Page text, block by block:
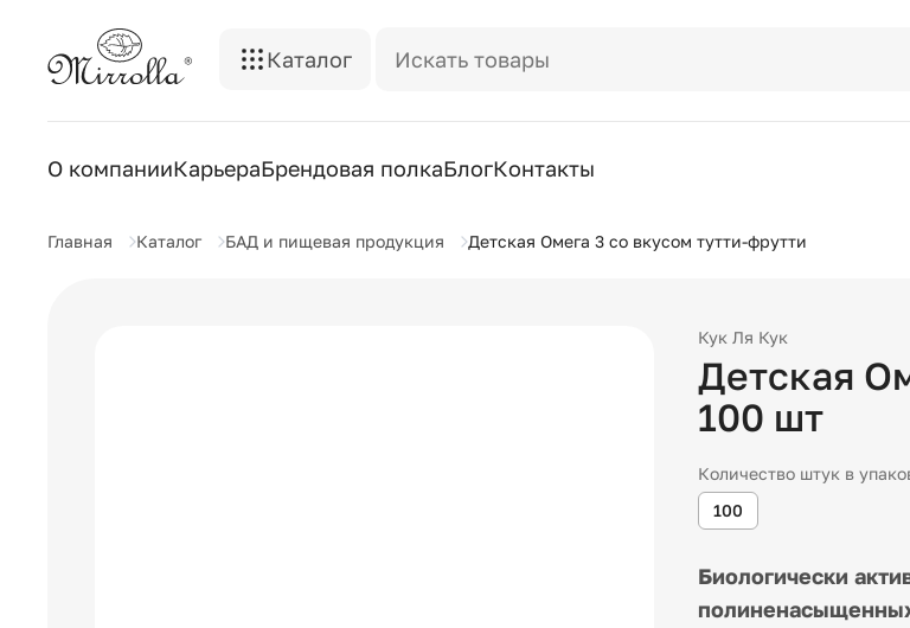
Каталог
О компанииКарьераБрендовая полкаБлогКонтакты
Главная Каталог БАД и пищевая продукция Детская Омега 3 со вкусом тутти-фрутти
Кук Ля Кук
Детская
100 шт
Количество штук в
100
Биологически